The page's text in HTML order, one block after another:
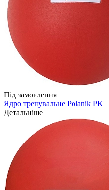
Під замовлення
Ядро тренувальне Polanik PK
Детальніше